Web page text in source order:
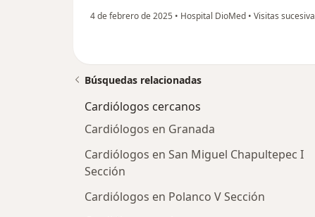
4 de febrero de 2025 • Hospital DioMed • Visitas
Búsquedas relacionadas
Cardiólogos cercanos
Cardiólogos en Granada
Cardiólogos en San Miguel Chapultepec I
Sección
Cardiólogos en Polanco V Sección